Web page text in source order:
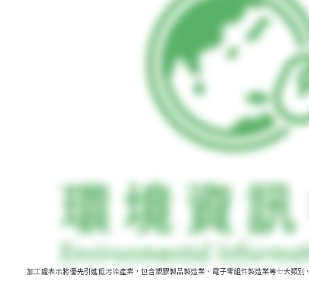
加工處表示將優先引進低污染產業，包含塑膠製品製造業、電子零組件製造業等七大類別